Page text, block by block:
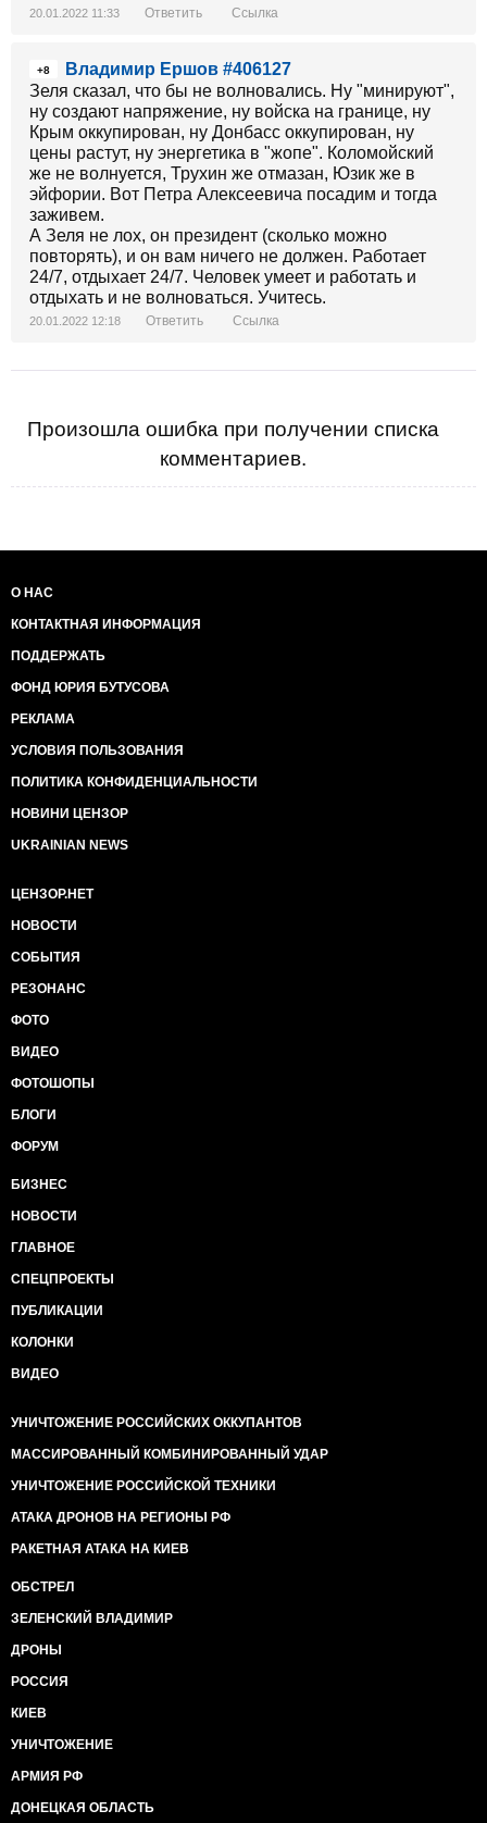
20.01.2022 11:33 Ответить Ссылка
+8
Владимир Ершов #406127
Зеля сказал, что бы не волновались. Ну "минируют",
ну создают напряжение, ну войска на границе, ну
Крым оккупирован, ну Донбасс оккупирован, ну
цены растут, ну энергетика в "жопе". Коломойский
же не волнуется, Трухин же отмазан, Юзик же в
эйфории. Вот Петра Алексеевича посадим и тогда
заживем.
А Зеля не лох, он президент (сколько можно
повторять), и он вам ничего не должен. Работает
24/7, отдыхает 24/7. Человек умеет и работать и
отдыхать и не волноваться. Учитесь.
20.01.2022 12:18 Ответить Ссылка
Произошла ошибка при получении списка
комментариев.
О НАС
КОНТАКТНАЯ ИНФОРМАЦИЯ
ПОДДЕРЖАТЬ
ФОНД ЮРИЯ БУТУСОВА
РЕКЛАМА
УСЛОВИЯ ПОЛЬЗОВАНИЯ
ПОЛИТИКА КОНФИДЕНЦИАЛЬНОСТИ
НОВИНИ ЦЕНЗОР
UKRAINIAN NEWS
ЦЕНЗОР.НЕТ
НОВОСТИ
СОБЫТИЯ
РЕЗОНАНС
ФОТО
ВИДЕО
ФОТОШОПЫ
БЛОГИ
ФОРУМ
БИЗНЕС
НОВОСТИ
ГЛАВНОЕ
СПЕЦПРОЕКТЫ
ПУБЛИКАЦИИ
КОЛОНКИ
ВИДЕО
УНИЧТОЖЕНИЕ РОССИЙСКИХ ОККУПАНТОВ
МАССИРОВАННЫЙ КОМБИНИРОВАННЫЙ УДАР
УНИЧТОЖЕНИЕ РОССИЙСКОЙ ТЕХНИКИ
АТАКА ДРОНОВ НА РЕГИОНЫ РФ
РАКЕТНАЯ АТАКА НА КИЕВ
ОБСТРЕЛ
ЗЕЛЕНСКИЙ ВЛАДИМИР
ДРОНЫ
РОССИЯ
КИЕВ
УНИЧТОЖЕНИЕ
АРМИЯ РФ
ДОНЕЦКАЯ ОБЛАСТЬ